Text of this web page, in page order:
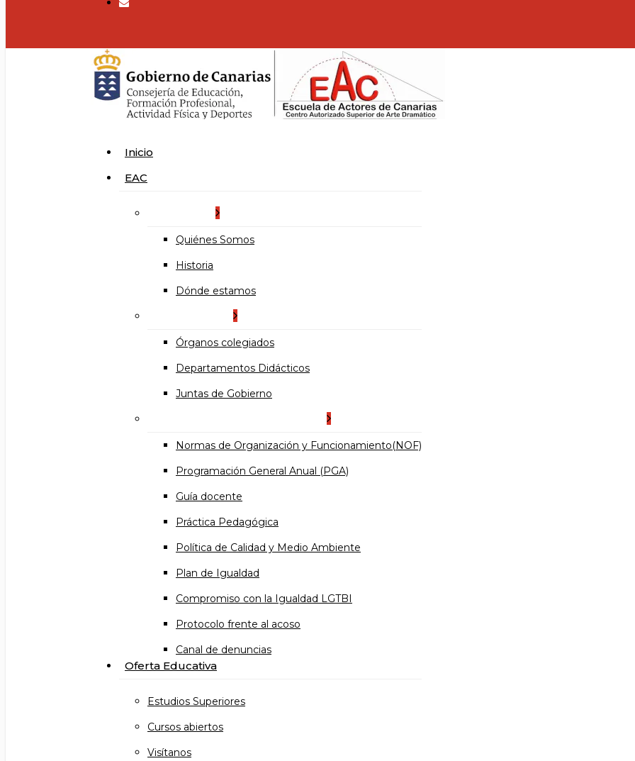
search
Menu
Inicio
EAC
Quiénes Somos
Historia
Dónde estamos
Órganos colegiados
Departamentos Didácticos
Juntas de Gobierno
Normas de Organización y Funcionamiento(NOF)
Programación General Anual (PGA)
Guía docente
Práctica Pedagógica
Política de Calidad y Medio Ambiente
Plan de Igualdad
Compromiso con la Igualdad LGTBI
Protocolo frente al acoso
Canal de denuncias
Oferta Educativa
Estudios Superiores
Cursos abiertos
Visítanos